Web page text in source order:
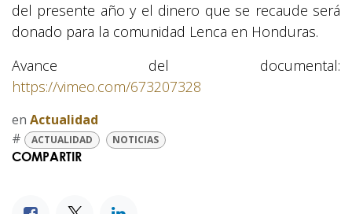
del presente año y el dinero que se recaude será
donado para la comunidad Lenca en Honduras.
Avance del documental:
https://vimeo.com/673207328
en Actualidad
#
ACTUALIDAD NOTICIAS
COMPARTIR